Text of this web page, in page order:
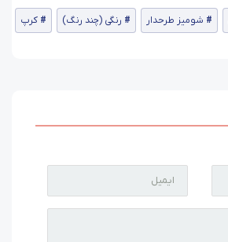
شومیز طرحدار رنگی (چند رنگ) کرپ